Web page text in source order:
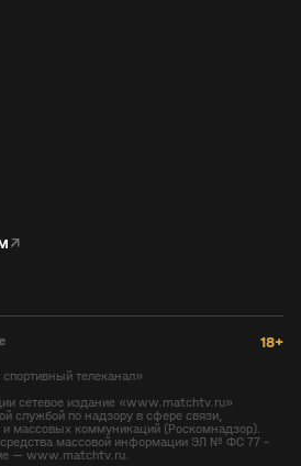
↗
18+
телеканал»
сетевое издание «www.matchtv.ru»
службой по надзору в сфере связи,
массовых коммуникаций (Роскомнадзор).
средства массовой информации ЭЛ № ФС 77 -
— www.matchtv.ru.